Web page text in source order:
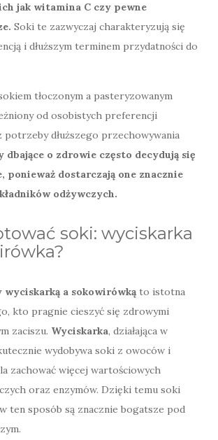
jak witamina C czy pewne
Soki te zazwyczaj charakteryzują się
i dłuższym terminem przydatności do
tłoczonym a pasteryzowanym
od osobistych preferencji
dłuższego przechowywania
dbające o zdrowie często decydują się
ponieważ dostarczają one znacznie
odżywczych.
soki: wyciskarka
a sokowirówką to istotna
kto pragnie cieszyć się zdrowymi
zaciszu. Wyciskarka, działająca w
wydobywa soki z owoców i
zachować więcej wartościowych
oraz enzymów. Dzięki temu soki
ten sposób są znacznie bogatsze pod